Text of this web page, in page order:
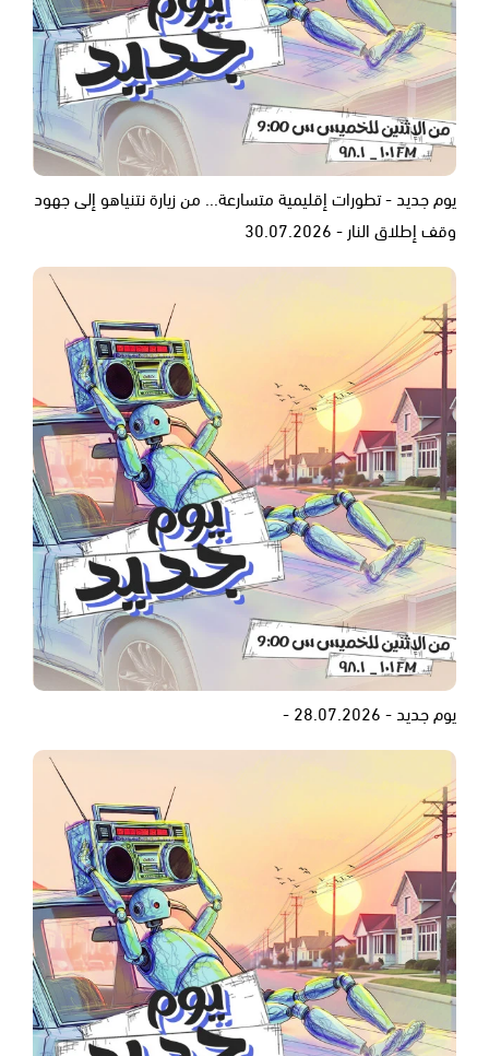
يوم جديد - تطورات إقليمية متسارعة... من زيارة نتنياهو إلى جهود
وقف إطلاق النار - 30.07.2026
يوم جديد - 28.07.2026 -